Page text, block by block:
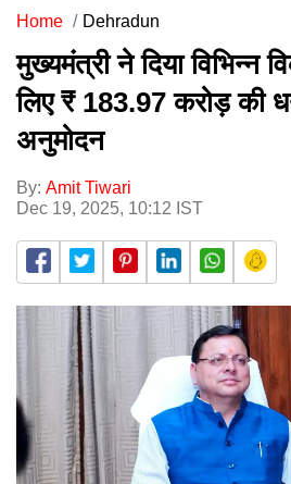
Home Dehradun
मुख्यमंत्री ने दिया विभिन्न
लिए ₹ 183.97 करोड़ की
अनुमोदन
By: Amit Tiwari
Dec 19, 2025, 10:12 IST